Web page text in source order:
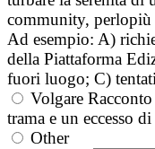
community, perlopiù
Ad esempio: A)
della Piattaforma
fuori luogo; C)
Volgare
trama e un eccesso
Other